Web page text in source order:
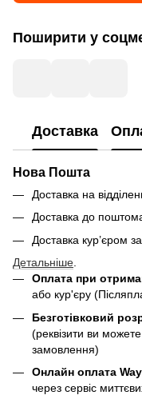
Поширити у
Доставка
Нова Пошта
Доставка на
Доставка до
Доставка кур’єром
Детальніше.
Оплата при
або кур'єру
Безготівковий
(реквізити ви
замовлення)
Онлайн оплата
через сервіс